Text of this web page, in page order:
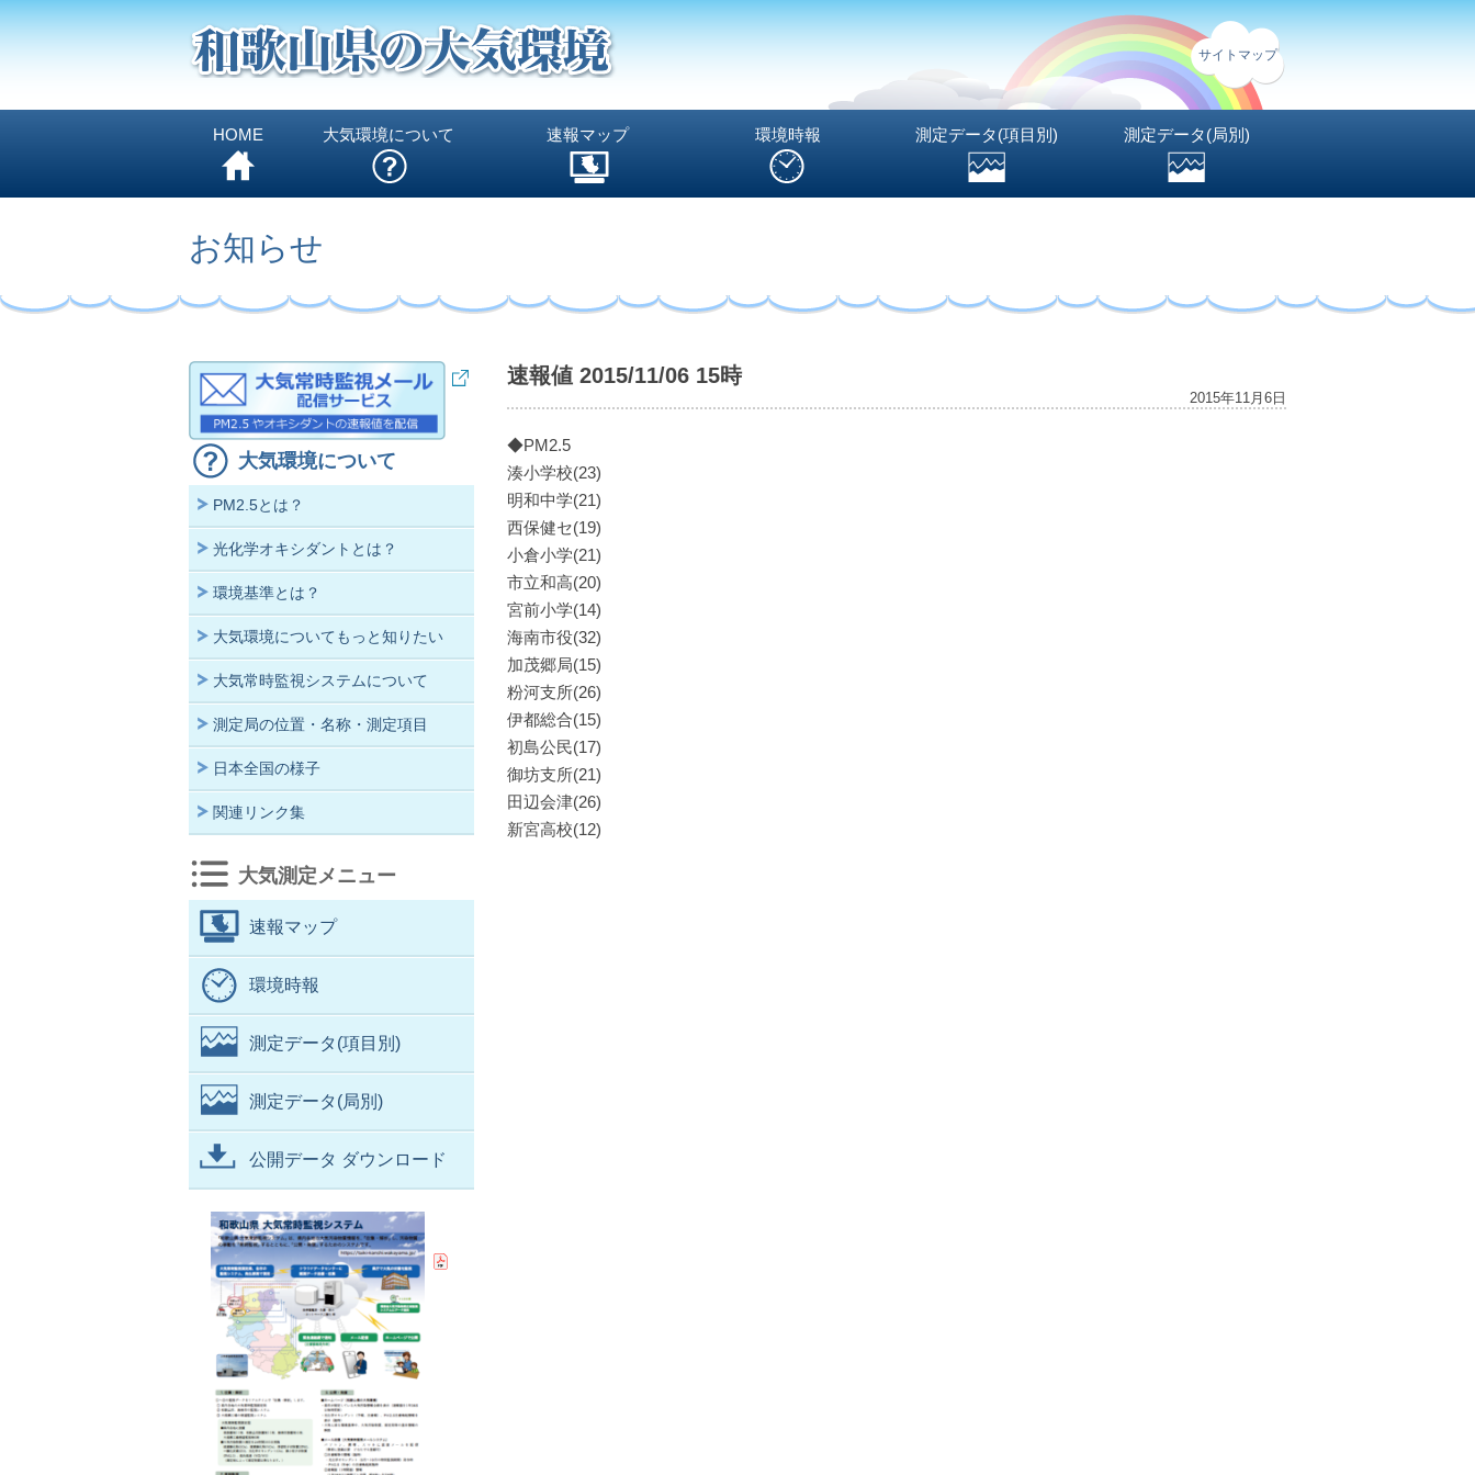
サイトマップ
HOME 大気環境について 速報マップ 環境時報 測定データ(項目別) 測定データ(局別)
お知らせ
速報値 2015/11/06 15時
2015年11月6日
◆PM2.5
湊小学校(23)
明和中学(21)
西保健セ(19)
小倉小学(21)
市立和高(20)
宮前小学(14)
海南市役(32)
加茂郷局(15)
粉河支所(26)
伊都総合(15)
初島公民(17)
御坊支所(21)
田辺会津(26)
新宮高校(12)
大気環境について
PM2.5とは？
光化学オキシダントとは？
環境基準とは？
大気環境についてもっと知りたい
大気常時監視システムについて
測定局の位置・名称・測定項目
日本全国の様子
関連リンク集
大気測定メニュー
速報マップ
環境時報
測定データ(項目別)
測定データ(局別)
公開データ ダウンロード